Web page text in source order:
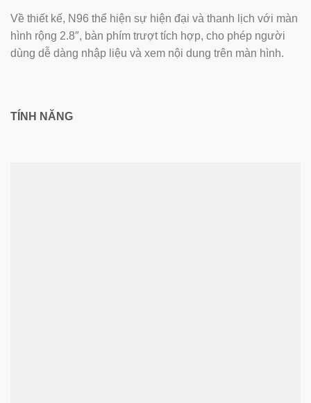
Về thiết kế, N96 thể hiện sự hiện đại và thanh lịch với màn
hình rộng 2.8″, bàn phím trượt tích hợp, cho phép người
dùng dễ dàng nhập liệu và xem nội dung trên màn hình.
TÍNH NĂNG